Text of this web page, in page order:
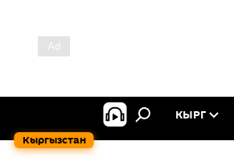
Кыргызстан
КЫРГ